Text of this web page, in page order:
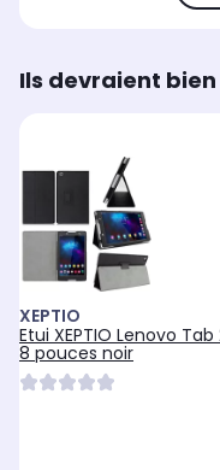
Ils devraient
XEPTIO
Etui XEPTIO Lenovo
8 pouces noir